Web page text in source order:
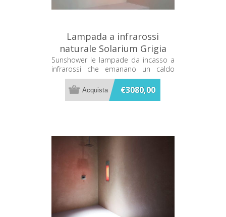
Lampada a infrarossi
naturale Solarium Grigia
Sunshower One M M0500-
M0103
Sunshower le lampade da incasso a
infrarossi che emanano un caldo
terapeutico mentre ti fai la doccia
€3080,00